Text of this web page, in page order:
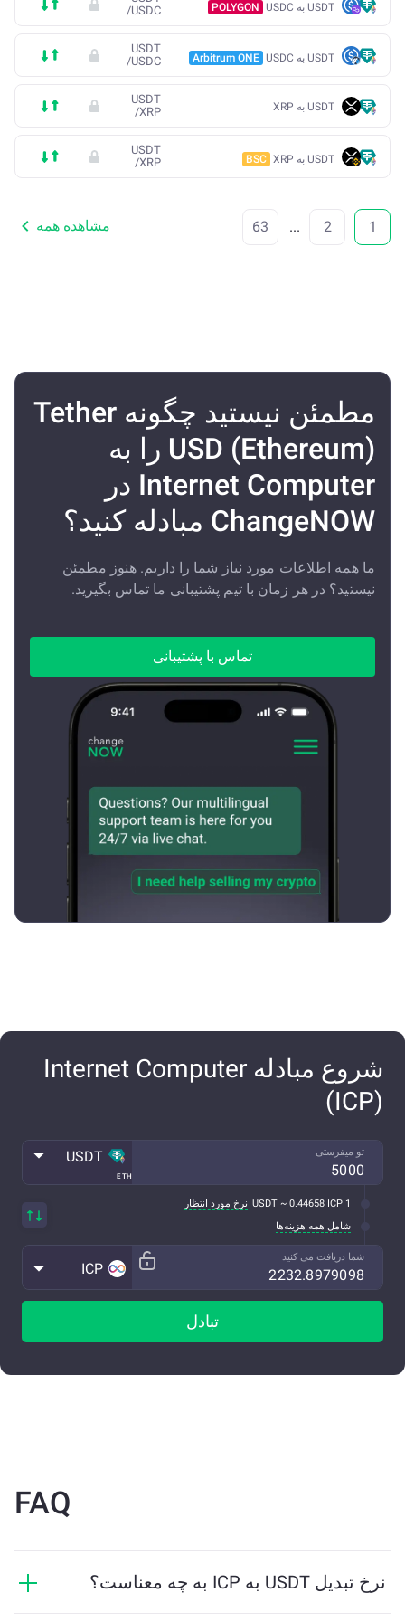
USDT به USDC POLYGON
/USDC
USDT به USDC Arbitrum ONE
USDT
/USDC
USDT به XRP
USDT
/XRP
USDT به XRP BSC
USDT
/XRP
1
2
...
63 مشاهده همه
مطمئن نیستید چگونه Tether
USD (Ethereum) را به
Internet Computer در
ChangeNOW مبادله کنید؟
ما همه اطلاعات مورد نیاز شما را داریم. هنوز مطمئن
نیستید؟ در هر زمان با تیم پشتیبانی ما تماس بگیرید.
تماس با پشتیبانی
شروع مبادله Internet Computer
(ICP)
تو میفرستی
ETH
USDT
1 USDT ~ 0.44658 ICP
نرخ مورد انتظار
شامل همه هزینه‌ها
شما دریافت می کنید
ICP
تبادل
FAQ
نرخ تبدیل USDT به ICP به چه معناست؟